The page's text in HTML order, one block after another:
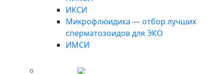
ИКСИ
Микрофлюидика — отбор лучших
сперматозоидов для ЭКО
ИМСИ